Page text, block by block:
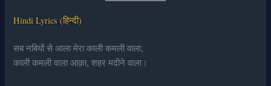
Hindi Lyrics (हिन्दी)
सब नबियों से आला मेरा काली कमली वाला,
काली कमली वाला आक़ा, शहर मदीने वाला।